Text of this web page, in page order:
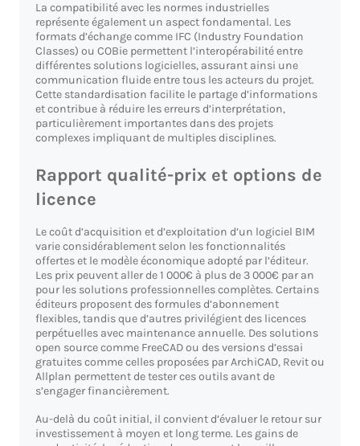
La compatibilité avec les normes industrielles
représente également un aspect fondamental. Les
formats d’échange comme IFC (Industry Foundation
Classes) ou COBie permettent l’interopérabilité entre
différentes solutions logicielles, assurant ainsi une
communication fluide entre tous les acteurs du projet.
Cette standardisation facilite le partage d’informations
et contribue à réduire les erreurs d’interprétation,
particulièrement importantes dans des projets
complexes impliquant de multiples disciplines.
Rapport qualité-prix et options de
licence
Le coût d’acquisition et d’exploitation d’un logiciel BIM
varie considérablement selon les fonctionnalités
offertes et le modèle économique adopté par l’éditeur.
Les prix peuvent aller de 1 000€ à plus de 3 000€ par an
pour les solutions professionnelles complètes. Certains
éditeurs proposent des formules d’abonnement
flexibles, tandis que d’autres privilégient des licences
perpétuelles avec maintenance annuelle. Des solutions
open source comme FreeCAD ou des versions d’essai
gratuites comme celles proposées par ArchiCAD, Revit ou
Allplan permettent de tester ces outils avant de
s’engager financièrement.
Au-delà du coût initial, il convient d’évaluer le retour sur
investissement à moyen et long terme. Les gains de